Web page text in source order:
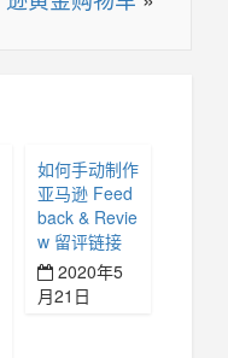
如何手动制作
亚马逊 Feed
back & Revie
w 留评链接
2020年5
月21日